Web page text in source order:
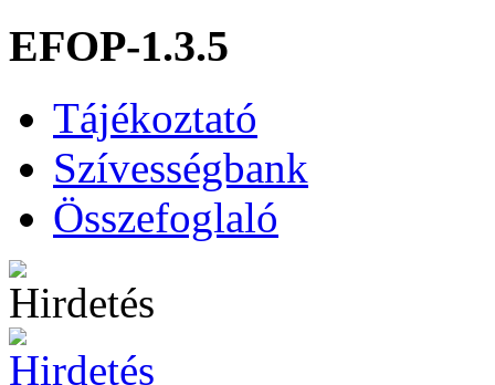
EFOP-1.3.5
Tájékoztató
Szívességbank
Összefoglaló